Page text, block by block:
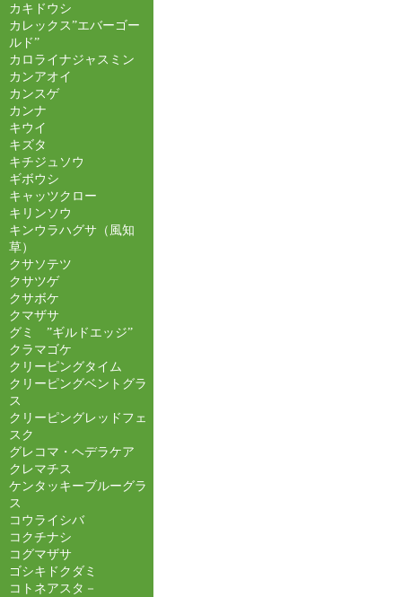
カキドウシ
カレックス”エバーゴー
ルド”
カロライナジャスミン
カンアオイ
カンスゲ
カンナ
キウイ
キズタ
キチジュソウ
ギボウシ
キャッツクロー
キリンソウ
キンウラハグサ（風知
草）
クサソテツ
クサツゲ
クサボケ
クマザサ
グミ ”ギルドエッジ”
クラマゴケ
クリーピングタイム
クリーピングベントグラ
ス
クリーピングレッドフェ
スク
グレコマ・ヘデラケア
クレマチス
ケンタッキーブルーグラ
ス
コウライシバ
コクチナシ
コグマザサ
ゴシキドクダミ
コトネアスタ－